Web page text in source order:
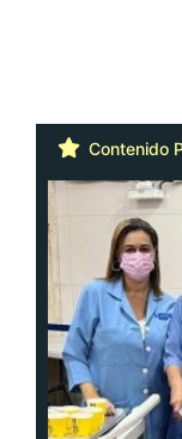
Contenido